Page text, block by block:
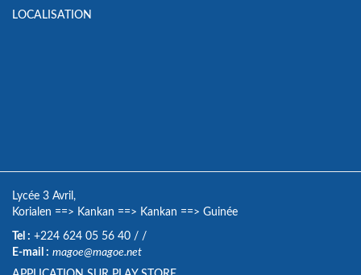
LOCALISATION
Lycée 3 Avril,
Korialen ==> Kankan ==> Kankan ==> Guinée
Tel : +224 624 05 56 40 / /
E-mail : magoe@magoe.net